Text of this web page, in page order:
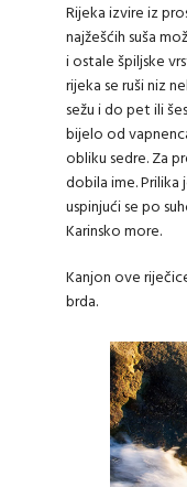
Rijeka izvire iz
najžešćih suša
i ostale špiljske
rijeka se ruši niz
sežu i do pet ili
bijelo od
obliku sedre. Za
dobila ime.
uspinjući se po
Karinsko more.
Kanjon ove
brda.